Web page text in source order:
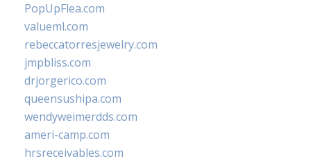
PopUpFlea.com
valueml.com
rebeccatorresjewelry.com
jmpbliss.com
drjorgerico.com
queensushipa.com
wendyweimerdds.com
ameri-camp.com
hrsreceivables.com